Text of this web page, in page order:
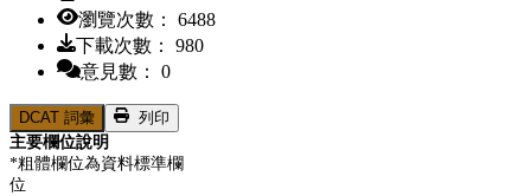
瀏覽次數： 6488
下載次數： 980
意見數： 0
DCAT 詞彙
列印
主要欄位說明
*粗體欄位為資料標準欄
位